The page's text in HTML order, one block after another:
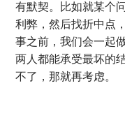
有默契。比如就某个
利弊，然后找折中点
事之前，我们会一起
两人都能承受最坏的
不了，那就再考虑。